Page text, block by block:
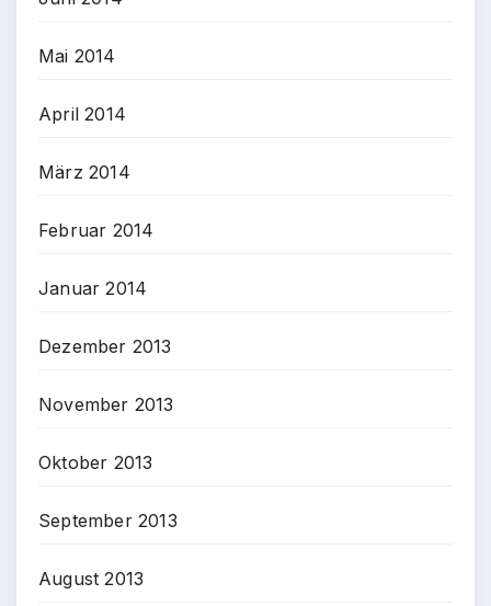
Mai 2014
April 2014
März 2014
Februar 2014
Januar 2014
Dezember 2013
November 2013
Oktober 2013
September 2013
August 2013